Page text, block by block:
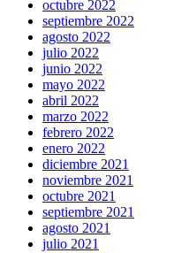
octubre 2022
septiembre 2022
agosto 2022
julio 2022
junio 2022
mayo 2022
abril 2022
marzo 2022
febrero 2022
enero 2022
diciembre 2021
noviembre 2021
octubre 2021
septiembre 2021
agosto 2021
julio 2021